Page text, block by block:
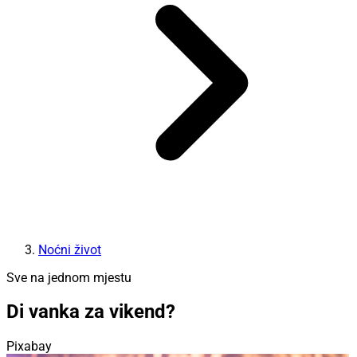
Noćni život
Sve na jednom mjestu
Di vanka za vikend?
Pixabay